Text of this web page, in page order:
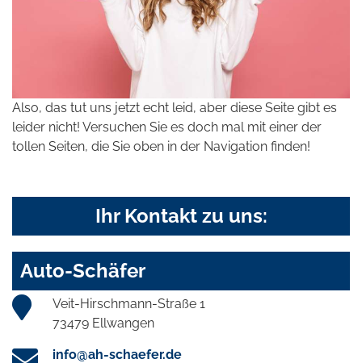
Also, das tut uns jetzt echt leid, aber diese Seite gibt es
leider nicht! Versuchen Sie es doch mal mit einer der
tollen Seiten, die Sie oben in der Navigation finden!
Ihr Kontakt zu uns:
Auto-Schäfer
Veit-Hirschmann-Straße 1
73479 Ellwangen
info@ah-schaefer.de